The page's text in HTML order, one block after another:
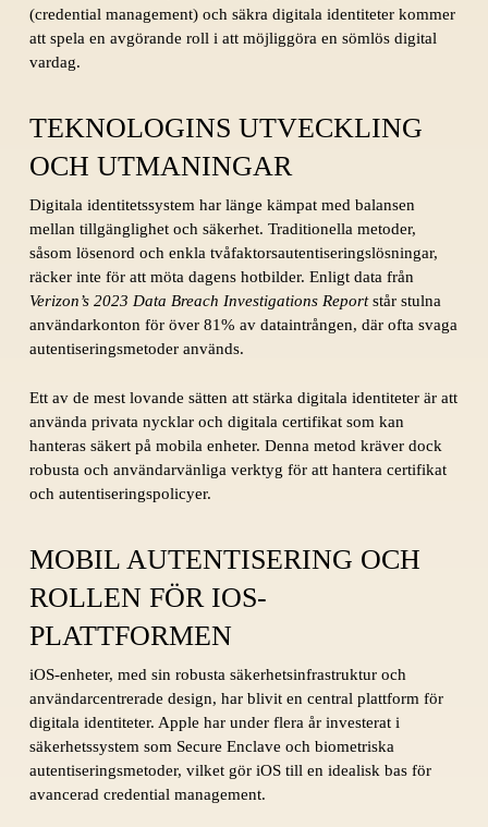
(credential management) och säkra digitala identiteter kommer
att spela en avgörande roll i att möjliggöra en sömlös digital
vardag.
TEKNOLOGINS UTVECKLING
OCH UTMANINGAR
Digitala identitetssystem har länge kämpat med balansen
mellan tillgänglighet och säkerhet. Traditionella metoder,
såsom lösenord och enkla tvåfaktorsautentiseringslösningar,
räcker inte för att möta dagens hotbilder. Enligt data från
Verizon’s 2023 Data Breach Investigations Reportstår stulna
användarkonton för över 81% av dataintrången, där ofta svaga
autentiseringsmetoder används.
Ett av de mest lovande sätten att stärka digitala identiteter är att
använda privata nycklar och digitala certifikat som kan
hanteras säkert på mobila enheter. Denna metod kräver dock
robusta och användarvänliga verktyg för att hantera certifikat
och autentiseringspolicyer.
MOBIL AUTENTISERING OCH
ROLLEN FÖR IOS-
PLATTFORMEN
iOS-enheter, med sin robusta säkerhetsinfrastruktur och
användarcentrerade design, har blivit en central plattform för
digitala identiteter. Apple har under flera år investerat i
säkerhetssystem som Secure Enclave och biometriska
autentiseringsmetoder, vilket gör iOS till en idealisk bas för
avancerad credential management.